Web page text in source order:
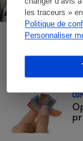
les traceurs »
Politique de
Personnaliser